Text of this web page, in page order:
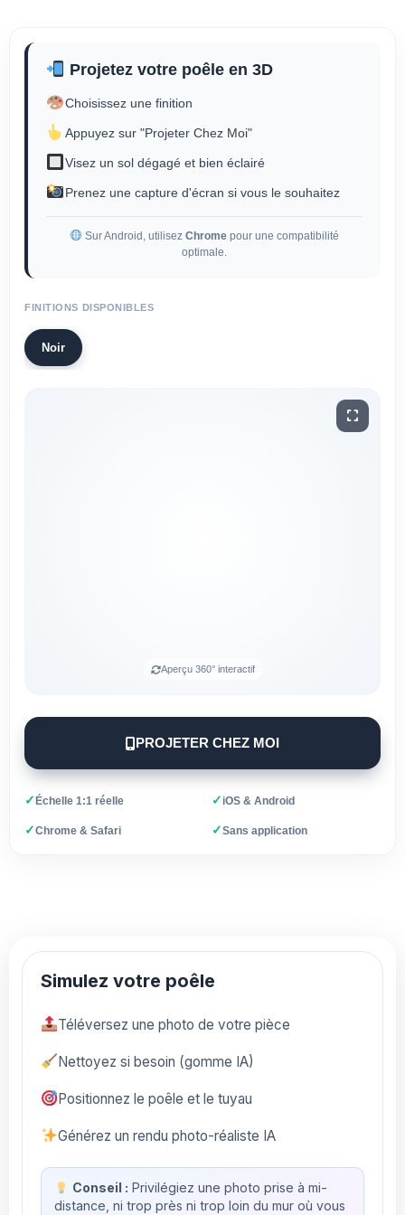
Projetez votre poêle en 3D
Choisissez une finition
Appuyez sur "Projeter Chez Moi"
Visez un sol dégagé et bien éclairé
Prenez une capture d'écran si vous le souhaitez
Sur Android, utilisez Chromepour une compatibilité
optimale.
FINITIONS DISPONIBLES
Noir
Aperçu 360° interactif
PROJETER CHEZ MOI
✓Échelle 1:1 réelle ✓iOS & Android
✓Chrome & Safari ✓Sans application
Simulez votre poêle
Téléversez une photo de votre pièce
Nettoyez si besoin (gomme IA)
Positionnez le poêle et le tuyau
Générez un rendu photo-réaliste IA
Conseil : Privilégiez une photo prise à mi-
distance, ni trop près ni trop loin du mur où vous